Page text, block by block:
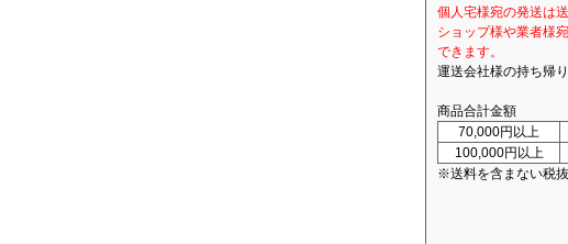
個人宅様宛の発送は
ショップ様や業者様
できます。
運送会社様の持ち帰
商品合計金額
70,000円以上
100,000円以上
※送料を含まない税